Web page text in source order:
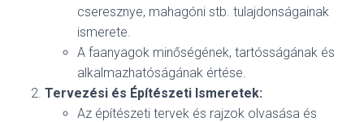
cseresznye, mahagóni stb. tulajdonságainak
ismerete.
A faanyagok minőségének, tartósságának és
alkalmazhatóságának értése.
Tervezési és Építészeti Ismeretek:
Az építészeti tervek és rajzok olvasása és